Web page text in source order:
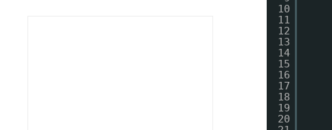
10
11
12
13
14
15
16
17
18
19
20